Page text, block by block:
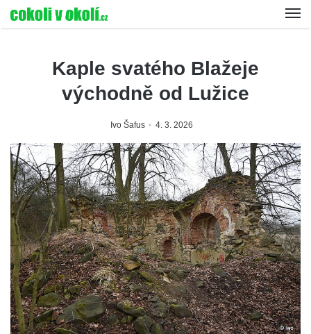
Kaple svatého Blažeje
východně od Lužice
Ivo Šafus 4. 3. 2026